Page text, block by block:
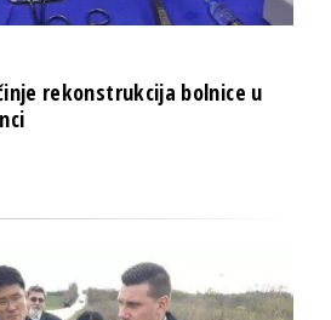
rekonstrukcija bolnice u